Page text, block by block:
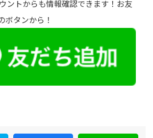
ントからも情報確認できます！お友
ボタンから！